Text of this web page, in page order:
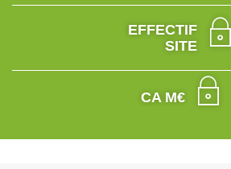
EFFECTIF
SITE
CA M€